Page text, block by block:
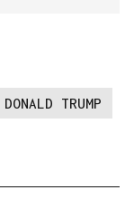
DONALD TRUMP